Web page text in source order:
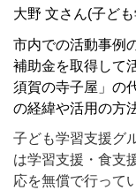
大野 文さん(子ど
市内での活動事例
補助金を取得して
須賀の寺子屋」の
の経緯や活用の方
子ども学習支援グ
は学習支援・食支
応を無償で行って